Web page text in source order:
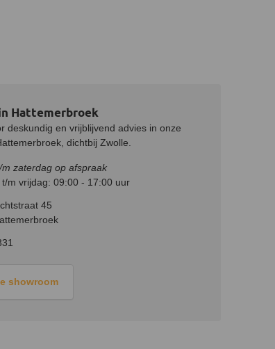
Hattemerbroek
deskundig en vrijblijvend advies in onze
dichtbij Zwolle.
zaterdag op afspraak
m vrijdag: 09:00 - 17:00 uur
45
showroom